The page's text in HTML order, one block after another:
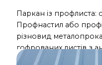
Паркан із профлиста:
Профнастил або
різновид
гофрованих листів з
покриттям. Цей